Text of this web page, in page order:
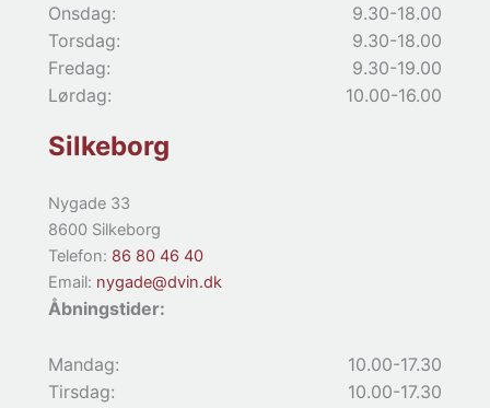
Onsdag:
9.30-18.00
Torsdag:
9.30-18.00
Fredag:
9.30-19.00
Lørdag:
10.00-16.00
Silkeborg
Nygade 33
8600 Silkeborg
Telefon: 86 80 46 40
Email: nygade@dvin.dk
Åbningstider:
Mandag:
10.00-17.30
Tirsdag:
10.00-17.30